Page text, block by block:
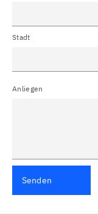
Stadt
Anliegen
Senden